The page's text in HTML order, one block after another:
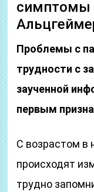
симптомы
Проблемы с
трудности с
заученной
первым
С возрастом в
происходят
трудно